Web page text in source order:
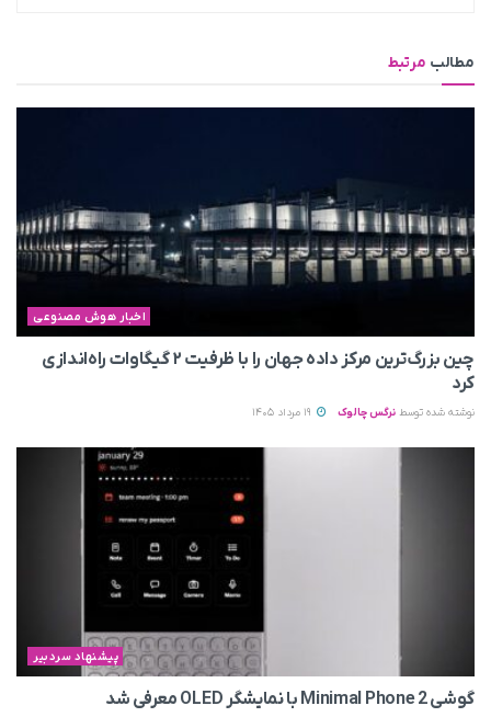
مطالب مرتبط
اخبار هوش مصنوعی
چین بزرگ‌ترین مرکز داده جهان را با ظرفیت ۲ گیگاوات راه‌اندازی
کرد
نوشته شده توسط نرگس چالوک
پیشنهاد سردبیر
گوشی Minimal Phone 2 با نمایشگر OLED معرفی شد